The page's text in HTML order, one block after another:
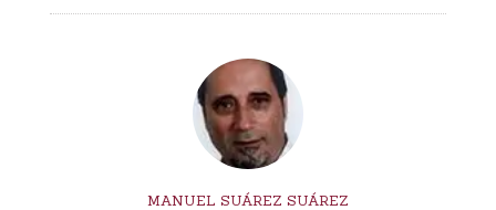
MANUEL SUÁREZ SUÁREZ